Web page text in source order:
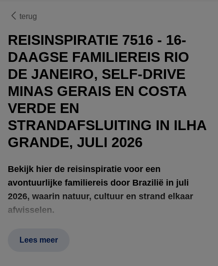
terug
REISINSPIRATIE 7516 - 16-
DAAGSE FAMILIEREIS RIO
DE JANEIRO, SELF-DRIVE
MINAS GERAIS EN COSTA
VERDE EN
STRANDAFSLUITING IN ILHA
GRANDE, JULI 2026
Bekijk hier de reisinspiratie voor een
avontuurlijke familiereis door Brazilië in juli
2026, waarin natuur, cultuur en strand elkaar
afwisselen.
Lees meer